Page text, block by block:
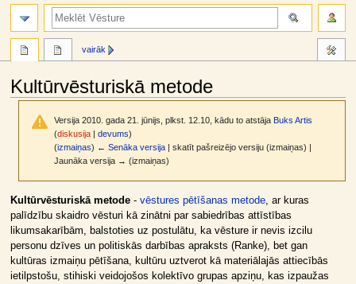
Kultūrvēsturiskā metode
Versija 2010. gada 21. jūnijs, plkst. 12.10, kādu to atstājaBuks Artis
(diskusija |devums)
(izmaiņas) ← Senāka versija | skatīt pašreizējo versiju (izmaiņas) |
Jaunāka versija → (izmaiņas)
Jump
to
navigation
Jump
to
search
Kultūrvēsturiskā metode- vēstures pētīšanas metode, ar kuras
palīdzību skaidro vēsturi kā zinātni par sabiedrības attīstības
likumsakarībām, balstoties uz postulātu, ka vēsture ir nevis izcilu
personu dzīves un politiskās darbības apraksts (Ranke), bet gan
kultūras izmaiņu pētīšana, kultūru uztverot kā materiālajās attiecībās
ietilpstošu, stihiski veidojošos kolektīvo grupas apziņu, kas izpaužas
vairāk
meklēt